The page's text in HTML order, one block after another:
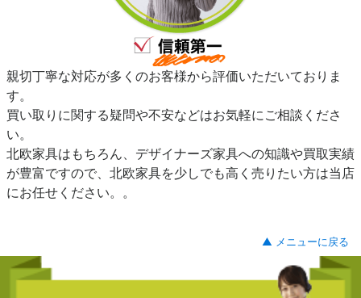
親切丁寧な対応が多くのお客様から評価いただいておりま
す。
買い取りに関する疑問や不安などはお気軽にご相談くださ
い。
北欧家具はもちろん、デザイナーズ家具への知識や買取実績
が豊富ですので、北欧家具を少しでも高く売りたい方は当店
にお任せください。。
▲ メニューに戻る